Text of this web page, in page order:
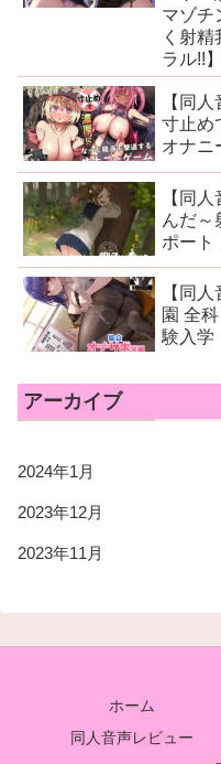
マゾチ
く射
ラル!!
【同
寸止め
オナニ
【同
んだ～
ポート
【同
園 全
験入学
アーカイブ
2024年1月
2023年12月
2023年11月
ホーム
同人音声レビュー